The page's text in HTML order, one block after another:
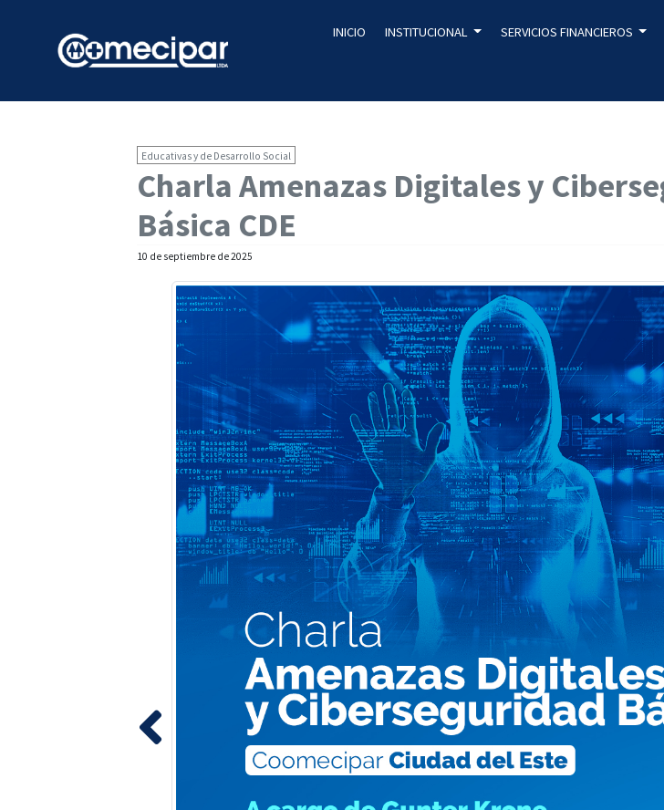
INICIO INSTITUCIONAL SERVICIOS FINANCIEROS
Educativas y de Desarrollo Social
Charla Amenazas Digitales y
Básica CDE
10 de septiembre de 2025